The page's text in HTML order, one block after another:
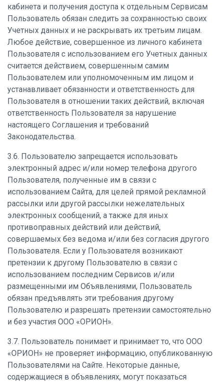
кабинета и получения доступа к отдельным Сервисам
Пользователь обязан следить за сохранностью своих
Учетных данных и не раскрывать их третьим лицам.
Любое действие, совершенное из личного кабинета
Пользователя с использованием его Учетных данных
считается действием, совершенным самим
Пользователем или уполномоченным им лицом и
устанавливает обязанности и ответственность для
Пользователя в отношении таких действий, включая
ответственность Пользователя за нарушение
настоящего Соглашения и требований
Законодательства.
3.6. Пользователю запрещается использовать
электронный адрес и/или номер телефона другого
Пользователя, полученные им в связи с
использованием Сайта, для целей прямой рекламной
рассылки или другой рассылки нежелательных
электронных сообщений, а также для иных
противоправных действий или действий,
совершаемых без ведома и/или без согласия другого
Пользователя. Если у Пользователя возникают
претензии к другому Пользователю в связи с
использованием последним Сервисов и/или
размещенными им Объявлениями, Пользователь
обязан предъявлять эти требования другому
Пользователю и разрешать претензии самостоятельно
и без участия ООО «ОРИОН».
3.7. Пользователь понимает и принимает то, что ООО
«ОРИОН» не проверяет информацию, опубликованную
Пользователями на Сайте. Некоторые данные,
содержащиеся в объявлениях, могут показаться